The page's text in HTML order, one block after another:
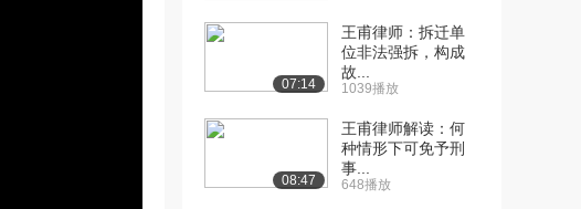
07:14
王甫律师：拆迁单
位非法强拆，构成
故...
1039播放
08:47
王甫律师解读：何
种情形下可免予刑
事...
648播放